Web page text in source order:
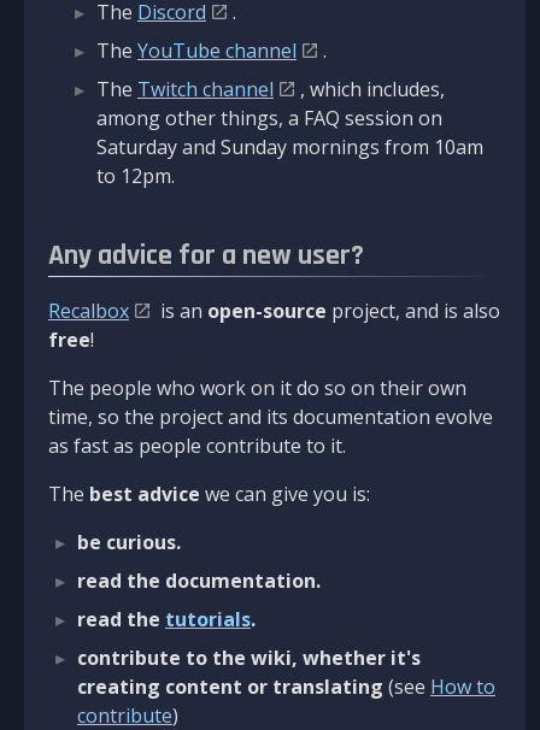
The Discord
.
The YouTube channel
.
The Twitch channel
, which includes,
among other things, a FAQ session on
Saturday and Sunday mornings from 10am
to 12pm.
Any advice for a new user?
Recalbox is an open-source project, and is also
free!
The people who work on it do so on their own
time, so the project and its documentation evolve
as fast as people contribute to it.
The best advice we can give you is:
be curious.
read the documentation.
read the tutorials.
contribute to the wiki, whether it's
creating content or translating (see How to
contribute)